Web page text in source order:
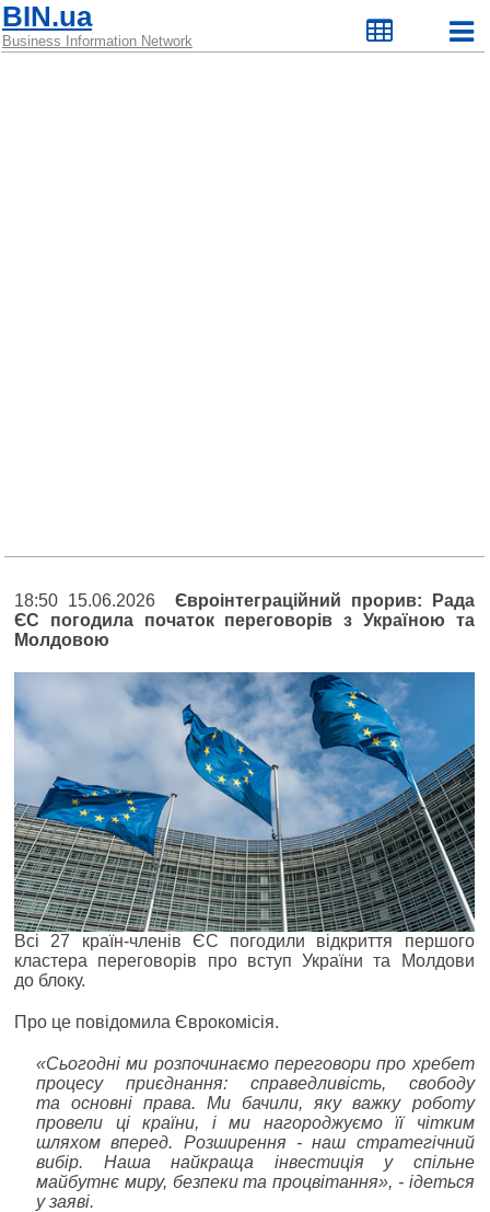
BIN.ua
Business Information Network
18:50 15.06.2026 Євроінтеграційний прорив: Рада
ЄС погодила початок переговорів з Україною та
Молдовою
Всі 27 країн-членів ЄС погодили відкриття першого
кластера переговорів про вступ України та Молдови
до блоку.
Про це повідомила Єврокомісія.
«Сьогодні ми розпочинаємо переговори про хребет
процесу приєднання: справедливість, свободу
та основні права. Ми бачили, яку важку роботу
провели ці країни, і ми нагороджуємо її чітким
шляхом вперед. Розширення - наш стратегічний
вибір. Наша найкраща інвестиція у спільне
майбутнє миру, безпеки та процвітання», - ідеться
у заяві.